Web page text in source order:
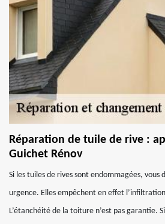
Réparation de tuile de rive :
Guichet Rénov
Si les tuiles de rives sont endommagées, vous
urgence. Elles empêchent en effet
L’étanchéité de la toiture n’est pas garantie.